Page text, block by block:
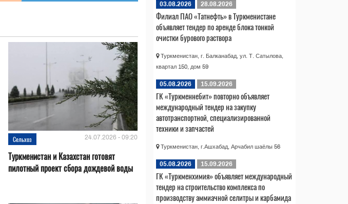
Сельхоз 24.07.2026 - 09:20
Туркменистан и Казахстан готовят
пилотный проект сбора дождевой воды
03.08.2026 28.08.2026
Филиал ПАО «Татнефть» в Туркменистане
объявляет тендер по аренде блока тонкой
очистки бурового раствора
Туркменистан, г. Балканабад, ул. Т. Сатылова,
квартал 150, дом 59
05.08.2026 15.09.2026
ГК «Туркменнебит» повторно объявляет
международный тендер на закупку
автотранспортной, специализированной
техники и запчастей
Туркменистан, г.Ашхабад, Арчабил шаёлы 56
05.08.2026 15.09.2026
ГК «Туркменхимия» объявляет международный
тендер на строительство комплекса по
производству аммиачной селитры и карбамида